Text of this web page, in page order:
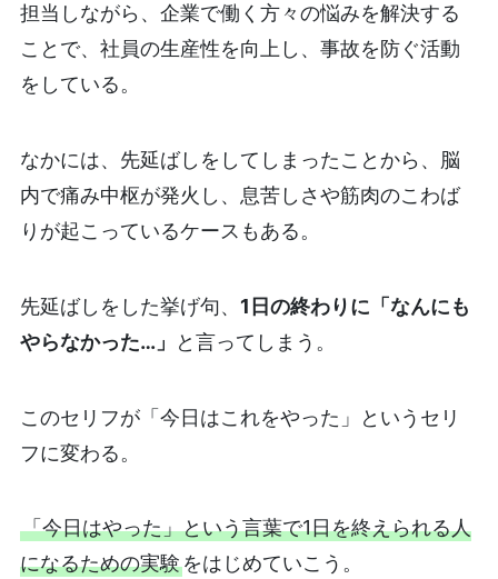
担当しながら、企業で働く方々の悩みを解決する
ことで、社員の生産性を向上し、事故を防ぐ活動
をしている。
なかには、先延ばしをしてしまったことから、脳
内で痛み中枢が発火し、息苦しさや筋肉のこわば
りが起こっているケースもある。
先延ばしをした挙げ句、 1日の終わりに「なんにも
やらなかった…」
と言ってしまう。
このセリフが「今日はこれをやった」というセリ
フに変わる。
「今日はやった」という言葉で1日を終えられる人
になるための実験をはじめていこう。